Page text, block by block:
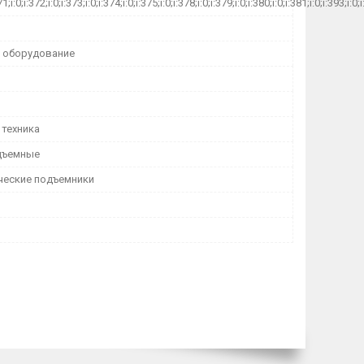
подъемники